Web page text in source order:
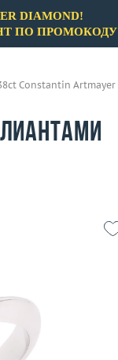
DIAMOND!
ПО ПРОМОКОДУ
Constantin Artmayer